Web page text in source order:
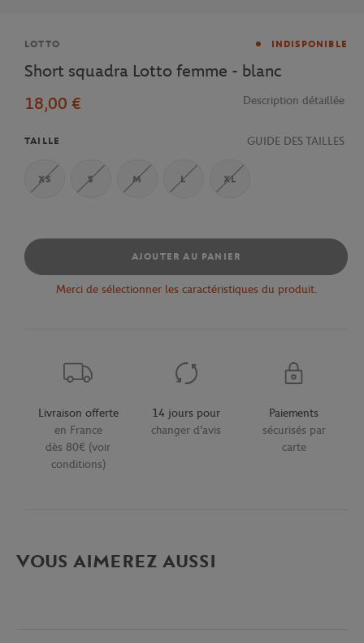
Marque
LOTTO INDISPONIBLE
Short squadra Lotto femme - blanc
18,00 €
Description détaillée
TAILLE GUIDE DES TAILLES
XS S M L XL
AJOUTER AU PANIER
Merci de sélectionner les caractéristiques du produit.
Livraison offerte
en France
dès 80€ (voir
conditions)
14 jours pour
changer d'avis
Paiements
sécurisés par
carte
VOUS AIMEREZ AUSSI